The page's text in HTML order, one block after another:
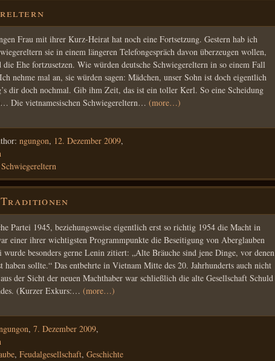
Frau mit ihrer Kurz-Heirat hat noch eine Fortsetzung. Gestern hab ich
sie in einem längeren Telefongespräch davon überzeugen wollen,
Ehe fortzusetzen. Wie würden deutsche Schwiegereltern in so einem Fall
nehme mal an, sie würden sagen: Mädchen, unser Sohn ist doch eigentlich
dir doch nochmal. Gib ihm Zeit, das ist ein toller Kerl. So eine Scheidung
Die vietnamesischen Schwiegereltern… (more…)
ngungon, 12. Dezember 2009,
Schwiegereltern
Partei 1945, beziehungsweise eigentlich erst so richtig 1954 die Macht in
einer ihrer wichtigsten Programmpunkte die Beseitigung von Aberglauben
wurde besonders gerne Lenin zitiert: „Alte Bräuche sind jene Dinge, vor denen
haben sollte.“ Das entbehrte in Vietnam Mitte des 20. Jahrhunderts auch nicht
der Sicht der neuen Machthaber war schließlich die alte Gesellschaft Schuld
(Kurzer Exkurs:… (more…)
, 7. Dezember 2009,
, Feudalgesellschaft, Geschichte